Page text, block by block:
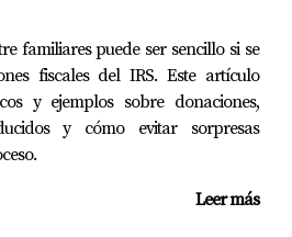
familiares puede ser sencillo si se
fiscales del IRS. Este artículo
y ejemplos sobre donaciones,
y cómo evitar sorpresas
Leer más